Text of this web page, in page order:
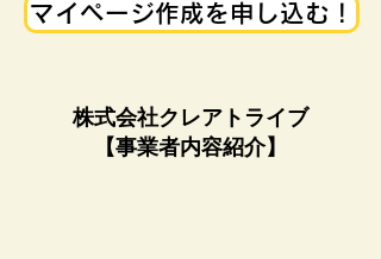
マイページ作成を申し込む！
​​株式会社クレアトライブ
【事業者内容紹介】